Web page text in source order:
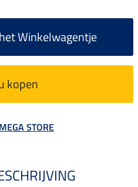
Winkelwagentje
kopen
STORE